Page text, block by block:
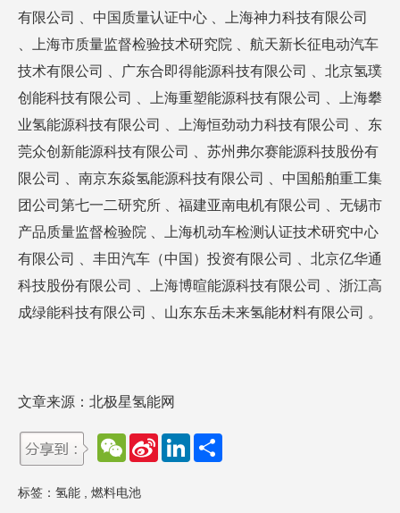
有限公司 、中国质量认证中心 、上海神力科技有限公司
、上海市质量监督检验技术研究院 、航天新长征电动汽车
技术有限公司 、广东合即得能源科技有限公司 、北京氢璞
创能科技有限公司 、上海重塑能源科技有限公司 、上海攀
业氢能源科技有限公司 、上海恒劲动力科技有限公司 、东
莞众创新能源科技有限公司 、苏州弗尔赛能源科技股份有
限公司 、南京东焱氢能源科技有限公司 、中国船舶重工集
团公司第七一二研究所 、福建亚南电机有限公司 、无锡市
产品质量监督检验院 、上海机动车检测认证技术研究中心
有限公司 、丰田汽车（中国）投资有限公司 、北京亿华通
科技股份有限公司 、上海博暄能源科技有限公司 、浙江高
成绿能科技有限公司 、山东东岳未来氢能材料有限公司 。
文章来源：北极星氢能网
W
e
a
S
L
标签： 氢能 燃料电池